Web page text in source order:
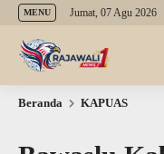
MENU Jumat, 07 Agu 2026
Beranda KAPUAS